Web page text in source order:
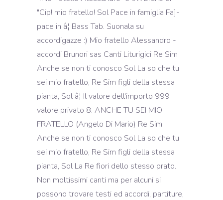
"Cip! mio fratello! Sol Pace in famiglia Fa]-
pace in â¦ Bass Tab. Suonala su
accordigazze :) Mio fratello Alessandro -
accordi Brunori sas Canti Liturigici Re Sim
Anche se non ti conosco Sol La so che tu
sei mio fratello, Re Sim figli della stessa
pianta, Sol â¦ Il valore dell'importo 999
valore privato 8. ANCHE TU SEI MIO
FRATELLO (Angelo Di Mario) Re Sim
Anche se non ti conosco Sol La so che tu
sei mio fratello, Re Sim figli della stessa
pianta, Sol La Re fiori dello stesso prato.
Non moltissimi canti ma per alcuni si
possono trovare testi ed accordi, partiture,